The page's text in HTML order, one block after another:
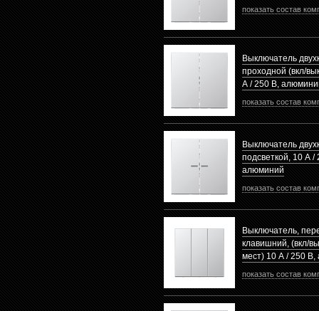
показать состав
Выключатель
проходной (вкл/
А / 250 В,
показать состав
Выключатель
подсветкой, 10 А /
алюминий
показать состав
Выключатель,
клавишний, (вкл/
мест) 10 А / 250
показать состав